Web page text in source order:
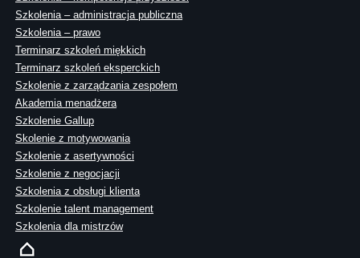
Szkolenia – administracja publiczna
Szkolenia – prawo
Terminarz szkoleń miękkich
Terminarz szkoleń eksperckich
Szkolenie z zarządzania zespołem
Akademia menadżera
Szkolenie Gallup
Skolenie z motywowania
Szkolenie z asertywności
Szkolenie z negocjacji
Szkolenia z obsługi klienta
Szkolenie talent management
Szkolenia dla mistrzów